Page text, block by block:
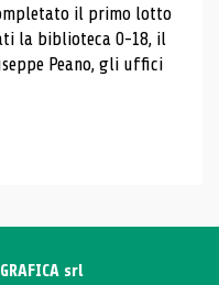
il primo lotto
la biblioteca 0-18, il
Peano, gli uffici
srl